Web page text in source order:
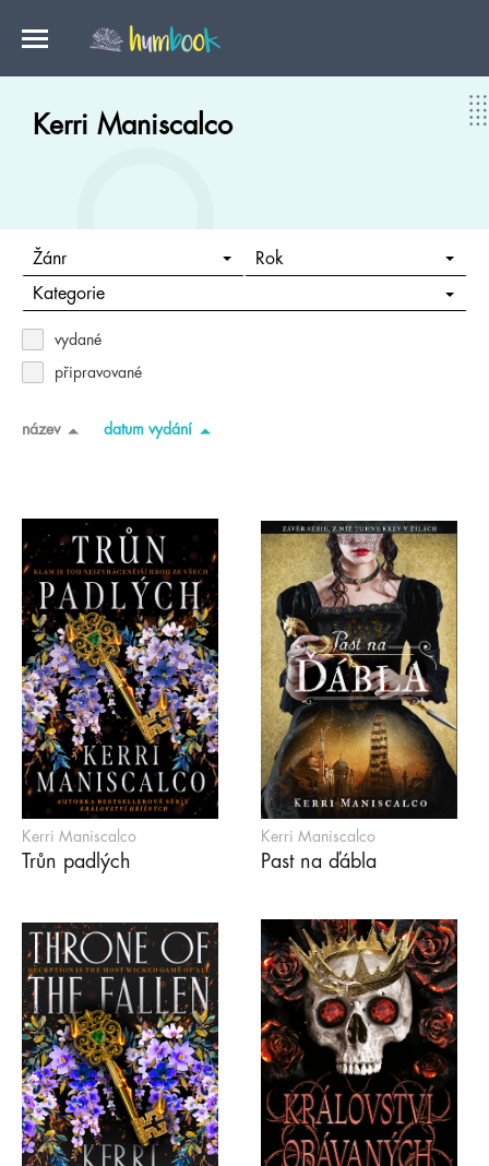
Kerri Maniscalco
Žánr Rok
Kategorie
vydané
připravované
název datum vydání
Kerri Maniscalco
Trůn padlých
Kerri Maniscalco
Past na ďábla